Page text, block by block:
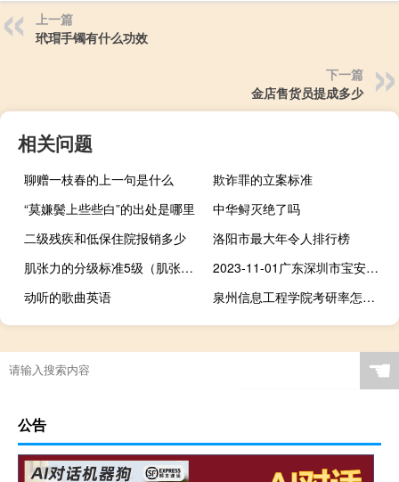
上一篇
玳瑁手镯有什么功效
下一篇
金店售货员提成多少
相关问题
聊赠一枝春的上一句是什么
欺诈罪的立案标准
“莫嫌鬓上些些白”的出处是哪里
中华鲟灭绝了吗
二级残疾和低保住院报销多少
洛阳市最大年令人排行榜
肌张力的分级标准5级（肌张力的分级）
2023-11-01广东深圳市宝安区(松树菌)的报价是多少
动听的歌曲英语
泉州信息工程学院考研率怎么样
☚
公告